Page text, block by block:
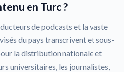
en Turc ?
de podcasts et la vaste
du pays transcrivent et sous-
la distribution nationale et
universitaires, les journalistes,